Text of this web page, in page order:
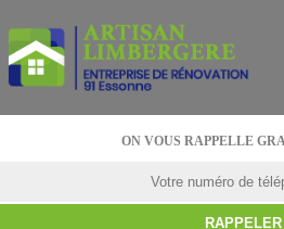
ON VOUS RAPPELLE